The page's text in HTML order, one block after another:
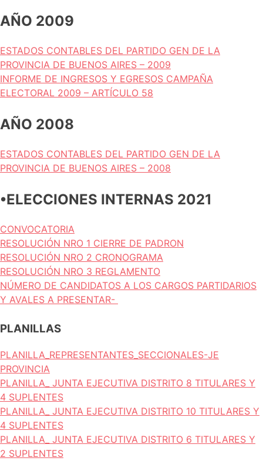
AÑO 2009
ESTADOS CONTABLES DEL PARTIDO GEN DE LA
PROVINCIA DE BUENOS AIRES – 2009
INFORME DE INGRESOS Y EGRESOS CAMPAÑA
ELECTORAL 2009 – ARTÍCULO 58
AÑO 2008
ESTADOS CONTABLES DEL PARTIDO GEN DE LA
PROVINCIA DE BUENOS AIRES – 2008
•ELECCIONES INTERNAS 2021
CONVOCATORIA
RESOLUCIÓN NRO 1 CIERRE DE PADRON
RESOLUCIÓN NRO 2 CRONOGRAMA
RESOLUCIÓN NRO 3 REGLAMENTO
NÚMERO DE CANDIDATOS A LOS CARGOS PARTIDARIOS
Y AVALES A PRESENTAR-
PLANILLAS
PLANILLA_REPRESENTANTES_SECCIONALES-JE
PROVINCIA
PLANILLA_ JUNTA EJECUTIVA DISTRITO 8 TITULARES Y
4 SUPLENTES
PLANILLA_ JUNTA EJECUTIVA DISTRITO 10 TITULARES Y
4 SUPLENTES
PLANILLA_ JUNTA EJECUTIVA DISTRITO 6 TITULARES Y
2 SUPLENTES